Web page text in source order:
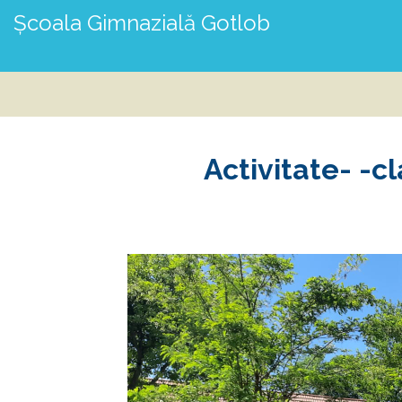
Școala Gimnazială Gotlob
Activitate- -